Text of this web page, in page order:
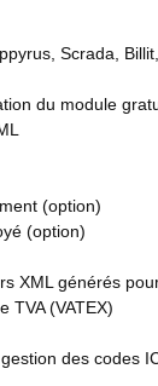
Scrada,
du module
(option)
(option)
XML générés
TVA (VATEX)
des codes